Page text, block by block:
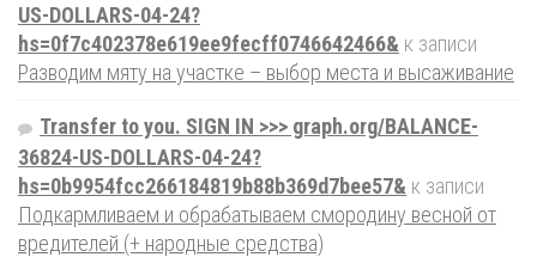
US-DOLLARS-04-24?
hs=0f7c402378e619ee9fecff0746642466& к записи
Разводим мяту на участке – выбор места и высаживание
Transfer to you. SIGN IN >>> graph.org/BALANCE-
36824-US-DOLLARS-04-24?
hs=0b9954fcc266184819b88b369d7bee57& к записи
Подкармливаем и обрабатываем смородину весной от
вредителей (+ народные средства)